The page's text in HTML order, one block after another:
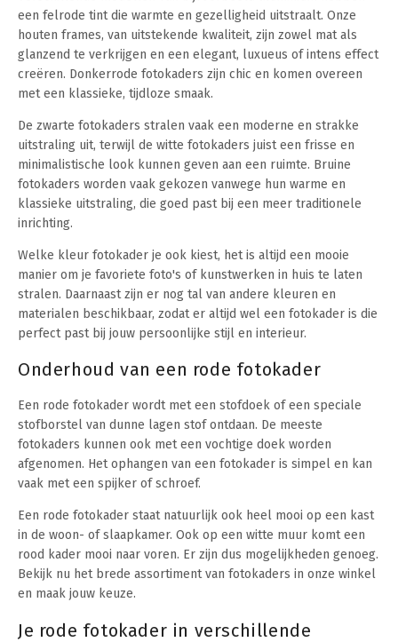
een felrode tint die warmte en gezelligheid uitstraalt. Onze
houten frames, van uitstekende kwaliteit, zijn zowel mat als
glanzend te verkrijgen en een elegant, luxueus of intens effect
creëren. Donkerrode fotokaders zijn chic en komen overeen
met een klassieke, tijdloze smaak.
De zwarte fotokaders stralen vaak een moderne en strakke
uitstraling uit, terwijl de witte fotokaders juist een frisse en
minimalistische look kunnen geven aan een ruimte. Bruine
fotokaders worden vaak gekozen vanwege hun warme en
klassieke uitstraling, die goed past bij een meer traditionele
inrichting.
Welke kleur fotokader je ook kiest, het is altijd een mooie
manier om je favoriete foto's of kunstwerken in huis te laten
stralen. Daarnaast zijn er nog tal van andere kleuren en
materialen beschikbaar, zodat er altijd wel een fotokader is die
perfect past bij jouw persoonlijke stijl en interieur.
Onderhoud van een rode fotokader
Een rode fotokader wordt met een stofdoek of een speciale
stofborstel van dunne lagen stof ontdaan. De meeste
fotokaders kunnen ook met een vochtige doek worden
afgenomen. Het ophangen van een fotokader is simpel en kan
vaak met een spijker of schroef.
Een rode fotokader staat natuurlijk ook heel mooi op een kast
in de woon- of slaapkamer. Ook op een witte muur komt een
rood kader mooi naar voren. Er zijn dus mogelijkheden genoeg.
Bekijk nu het brede assortiment van fotokaders in onze winkel
en maak jouw keuze.
Je rode fotokader in verschillende